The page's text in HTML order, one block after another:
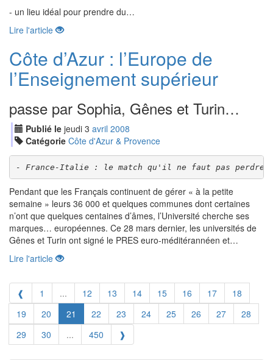
- un lieu idéal pour prendre du…
Lire l'article
Côte d’Azur : l’Europe de
l’Enseignement supérieur
passe par Sophia, Gênes et Turin…
Publié le jeudi 3 avril 2008
Catégorie Côte d'Azur & Provence
- France-Italie : le match qu'il ne faut pas perdre…
Pendant que les Français continuent de gérer « à la petite
semaine » leurs 36 000 et quelques communes dont certaines
n’ont que quelques centaines d’âmes, l’Université cherche ses
marques… européennes. Ce 28 mars dernier, les universités de
Gênes et Turin ont signé le PRES euro-méditérannéen et…
Lire l'article
❰ 1 ... 12 13 14 15 16 17
18
19
20 21 22 23 24 25 26 27
28
29
30 ... 450 ❱